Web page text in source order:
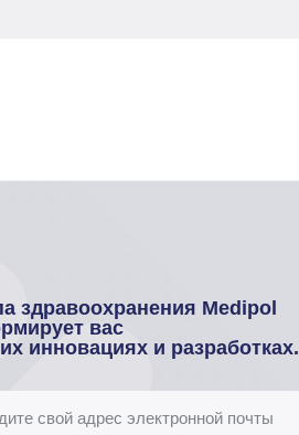
здравоохранения Medipol
вас
инновациях и разработках.